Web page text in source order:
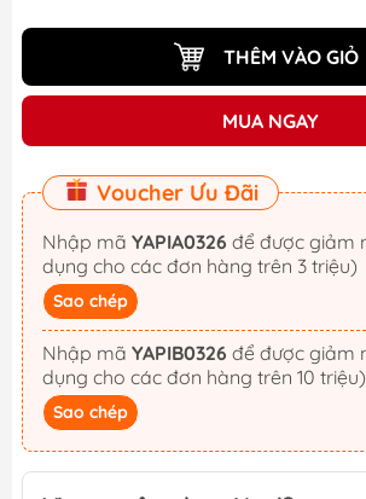
THÊM VÀO GIỎ
MUA NGAY
Voucher Ưu Đãi
Nhập mã YAPIA0326
dụng cho các đơn hàng trên 3 triệu)
Sao chép
Nhập mã YAPIB0326
dụng cho các đơn hàng trên 10 triệu)
Sao chép